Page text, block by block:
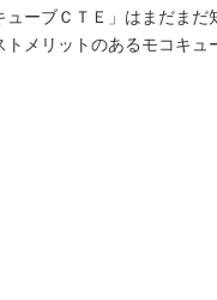
ーブＣＴＥ」はまだま
メリットのあるモコキ